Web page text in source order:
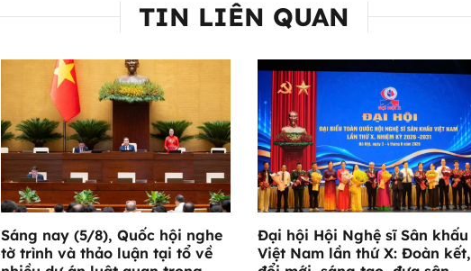
TIN LIÊN QUAN
Sáng nay (5/8), Quốc hội nghe
tờ trình và thảo luận tại tổ về
Đại hội Hội Nghệ sĩ Sân khấu
Việt Nam lần thứ X: Đoàn kết,